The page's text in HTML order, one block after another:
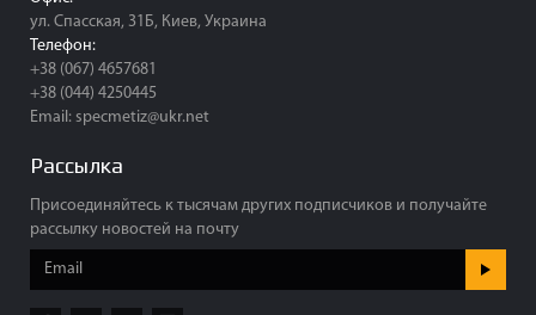
ул. Спасская, 31Б, Киев, Украина
Телефон:
+38 (067) 4657681
+38 (044) 4250445
Email: specmetiz@ukr.net
Рассылка
Присоединяйтесь к тысячам других подписчиков и получайте
рассылку новостей на почту